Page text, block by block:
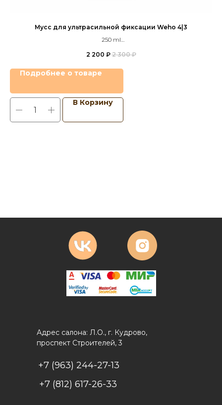
Мусс для ультрасильной фиксации Weho 4|3
250 ml
2 200 ₽ 2 300 ₽
Подробнее о товаре
В Корзину
Адрес салона: Л.О., г. Кудрово,
проспект Строителей, 3
+7 (963) 244-27-13
+7 (812) 617-26-33